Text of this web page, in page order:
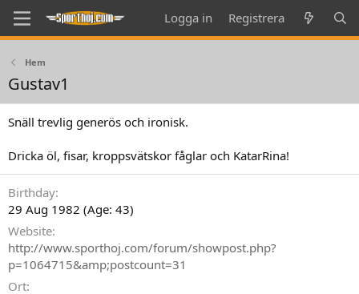
Logga in Registrera
Hem
Gustav1
Snäll trevlig generös och ironisk.
Dricka öl, fisar, kroppsvätskor fåglar och KatarRina!
Birthday
29 Aug 1982 (Age: 43)
Website
http://www.sporthoj.com/forum/showpost.php?
p=1064715&amp;postcount=31
Ort